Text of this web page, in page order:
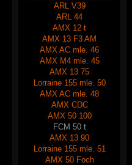
ARL V39
ARL 44
AMX 12 t
AMX 13 F3 AM
AMX AC mle. 46
AMX M4 mle. 45
AMX 13 75
Lorraine 155 mle. 50
AMX AC mle. 48
AMX CDC
AMX 50 100
FCM 50 t
AMX 13 90
Lorraine 155 mle. 51
AMX 50 Foch